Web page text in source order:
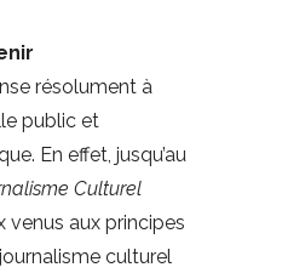
résolument à
public et
En effet, jusqu’au
Culturel
venus aux principes
culturel